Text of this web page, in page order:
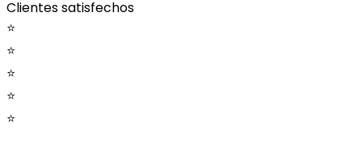
Clientes satisfechos
⭐
⭐
⭐
⭐
⭐